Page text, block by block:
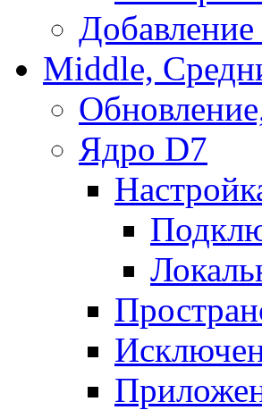
Добавление
Middle,
Ядро D7